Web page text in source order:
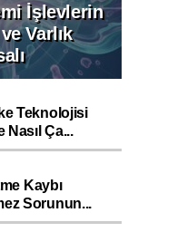
İşlevlerin
Varlık
Teknolojisi
Nasıl Ça...
Kaybı
Sorunun...